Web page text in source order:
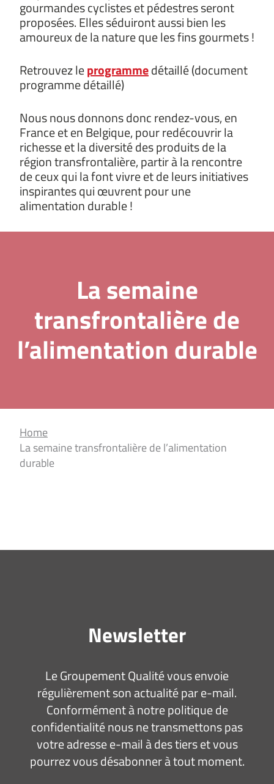
gourmandes cyclistes et pédestres seront
proposées. Elles séduiront aussi bien les
amoureux de la nature que les fins gourmets !
Retrouvez leprogrammedétaillé (document
programme détaillé)
Nous nous donnons donc rendez-vous, en
France et en Belgique, pour redécouvrir la
richesse et la diversité des produits de la
région transfrontalière, partir à la rencontre
de ceux qui la font vivre et de leurs initiatives
inspirantes qui œuvrent pour une
alimentation durable !
La semaine
transfrontalière de
l’alimentation durable
Home
La semaine transfrontalière de l’alimentation
durable
Newsletter
Le Groupement Qualité vous envoie
régulièrement son actualité par e-mail.
Conformément à notre politique de
confidentialité nous ne transmettons pas
votre adresse e-mail à des tiers et vous
pourrez vous désabonner à tout moment.